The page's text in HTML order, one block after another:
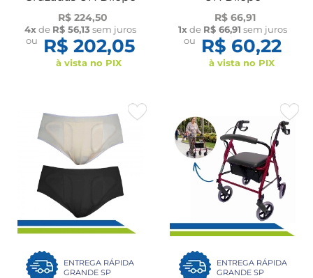
R$ 224,50
4xde R$ 56,13 sem juros
ou
R$ 202,05
à vista no PIX
R$ 66,91
1xde R$ 66,91 sem juros
ou
R$ 60,22
à vista no PIX
ENTREGA RÁPIDA
GRANDE SP
ENTREGA RÁPIDA
GRANDE SP